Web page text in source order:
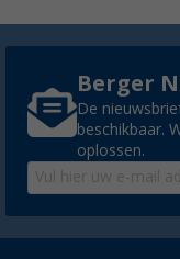
Berger
De
beschikbaar.
oplossen.